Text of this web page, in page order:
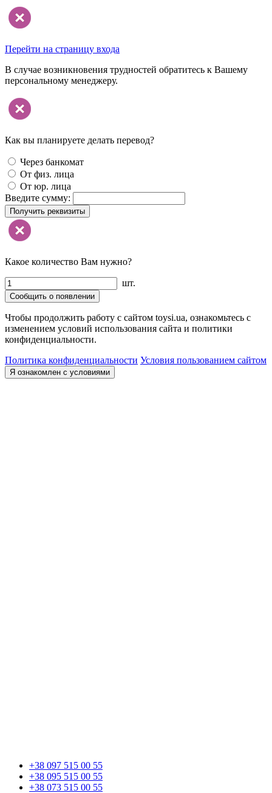
Перейти на страницу входа
В случае возникновения трудностей обратитесь к Вашему
персональному менеджеру.
Как вы планируете делать перевод?
Через банкомат
От физ. лица
От юр. лица
Введите сумму:
Получить реквизиты
Какое количество Вам нужно?
шт.
Сообщить о появлении
Чтобы продолжить работу с сайтом toysi.ua, ознакомьтесь с
изменением условий использования сайта и политики
конфиденциальности.
Политика конфиденциальности Условия пользованием сайтом
Я ознакомлен с условиями
+38 097 515 00 55
+38 095 515 00 55
+38 073 515 00 55